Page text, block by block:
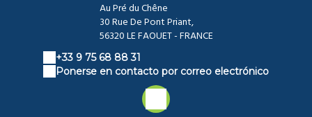
Au Pré du Chêne
30 Rue De Pont Priant,
56320 LE FAOUET - FRANCE
+33 9 75 68 88 31
Ponerse en contacto por correo electrónico